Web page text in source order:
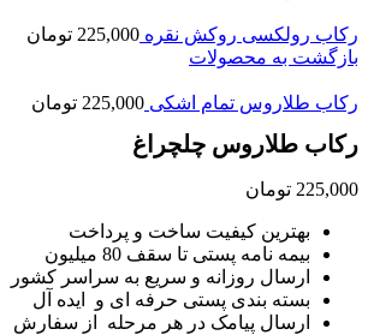
رکاب رولکسی روکش نقره 225,000 تومان
بازگشت به محصولات
رکاب طلاروس تمام اشکی 225,000 تومان
رکاب طلاروس چلچراغ
225,000 تومان
بهترین کیفیت ساخت و پرداخت
بیمه نامه پستی تا سقف 80 میلیون
ارسال روزانه و سریع به سراسر کشور
بسته بندی پستی حرفه ای و ایده آل
ارسال پیامک در هر مرحله از سفارش